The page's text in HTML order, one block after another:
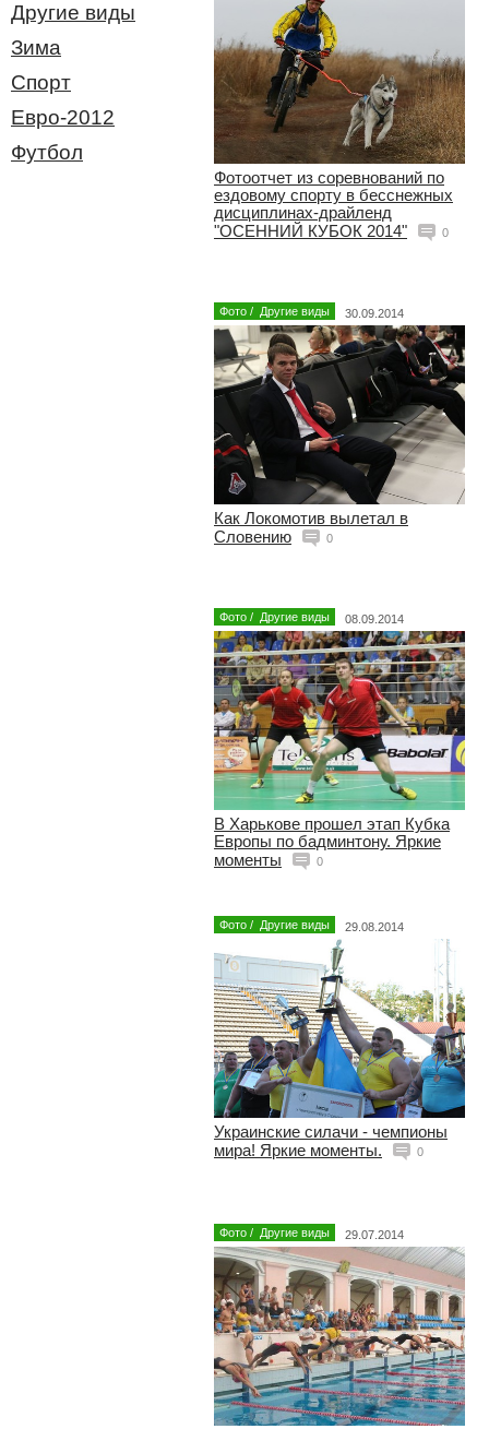
Другие виды
Зима
Спорт
Евро-2012
Футбол
Фотоотчет из соревнований по
ездовому спорту в бесснежных
дисциплинах-драйленд
"ОСЕННИЙ КУБОК 2014"
0
Фото / Другие виды 30.09.2014
Как Локомотив вылетал в
Словению
0
Фото / Другие виды 08.09.2014
В Харькове прошел этап Кубка
Европы по бадминтону. Яркие
моменты
0
Фото / Другие виды 29.08.2014
Украинские силачи - чемпионы
мира! Яркие моменты.
0
Фото / Другие виды 29.07.2014